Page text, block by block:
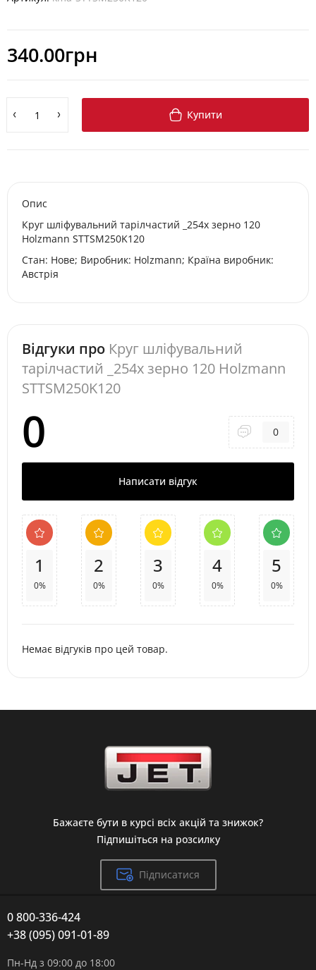
340.00грн
Купити
Опис
Круг шліфувальний тарілчастий _254x зерно 120
Holzmann STTSM250K120
Стан: Нове; Виробник: Holzmann; Країна виробник:
Австрія
Відгуки про Круг шліфувальний
тарілчастий _254x зерно 120 Holzmann
STTSM250K120
0 0
Написати відгук
1
0%
2
0%
3
0%
4
0%
5
0%
Немає відгуків про цей товар.
Бажаєте бути в курсі всіх акцій та знижок?
Підпишіться на розсилку
Підписатися
0 800-336-424
+38 (095) 091-01-89
Пн-Нд з 09:00 до 18:00